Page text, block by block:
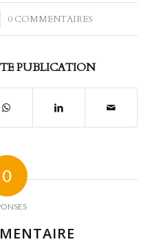
0 COMMENTAIRES
PUBLICATION
0